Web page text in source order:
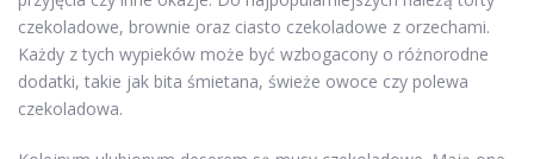
czekoladowe, brownie oraz ciasto czekoladowe z orzechami.
Każdy z tych wypieków może być wzbogacony o różnorodne
dodatki, takie jak bita śmietana, świeże owoce czy polewa
czekoladowa.